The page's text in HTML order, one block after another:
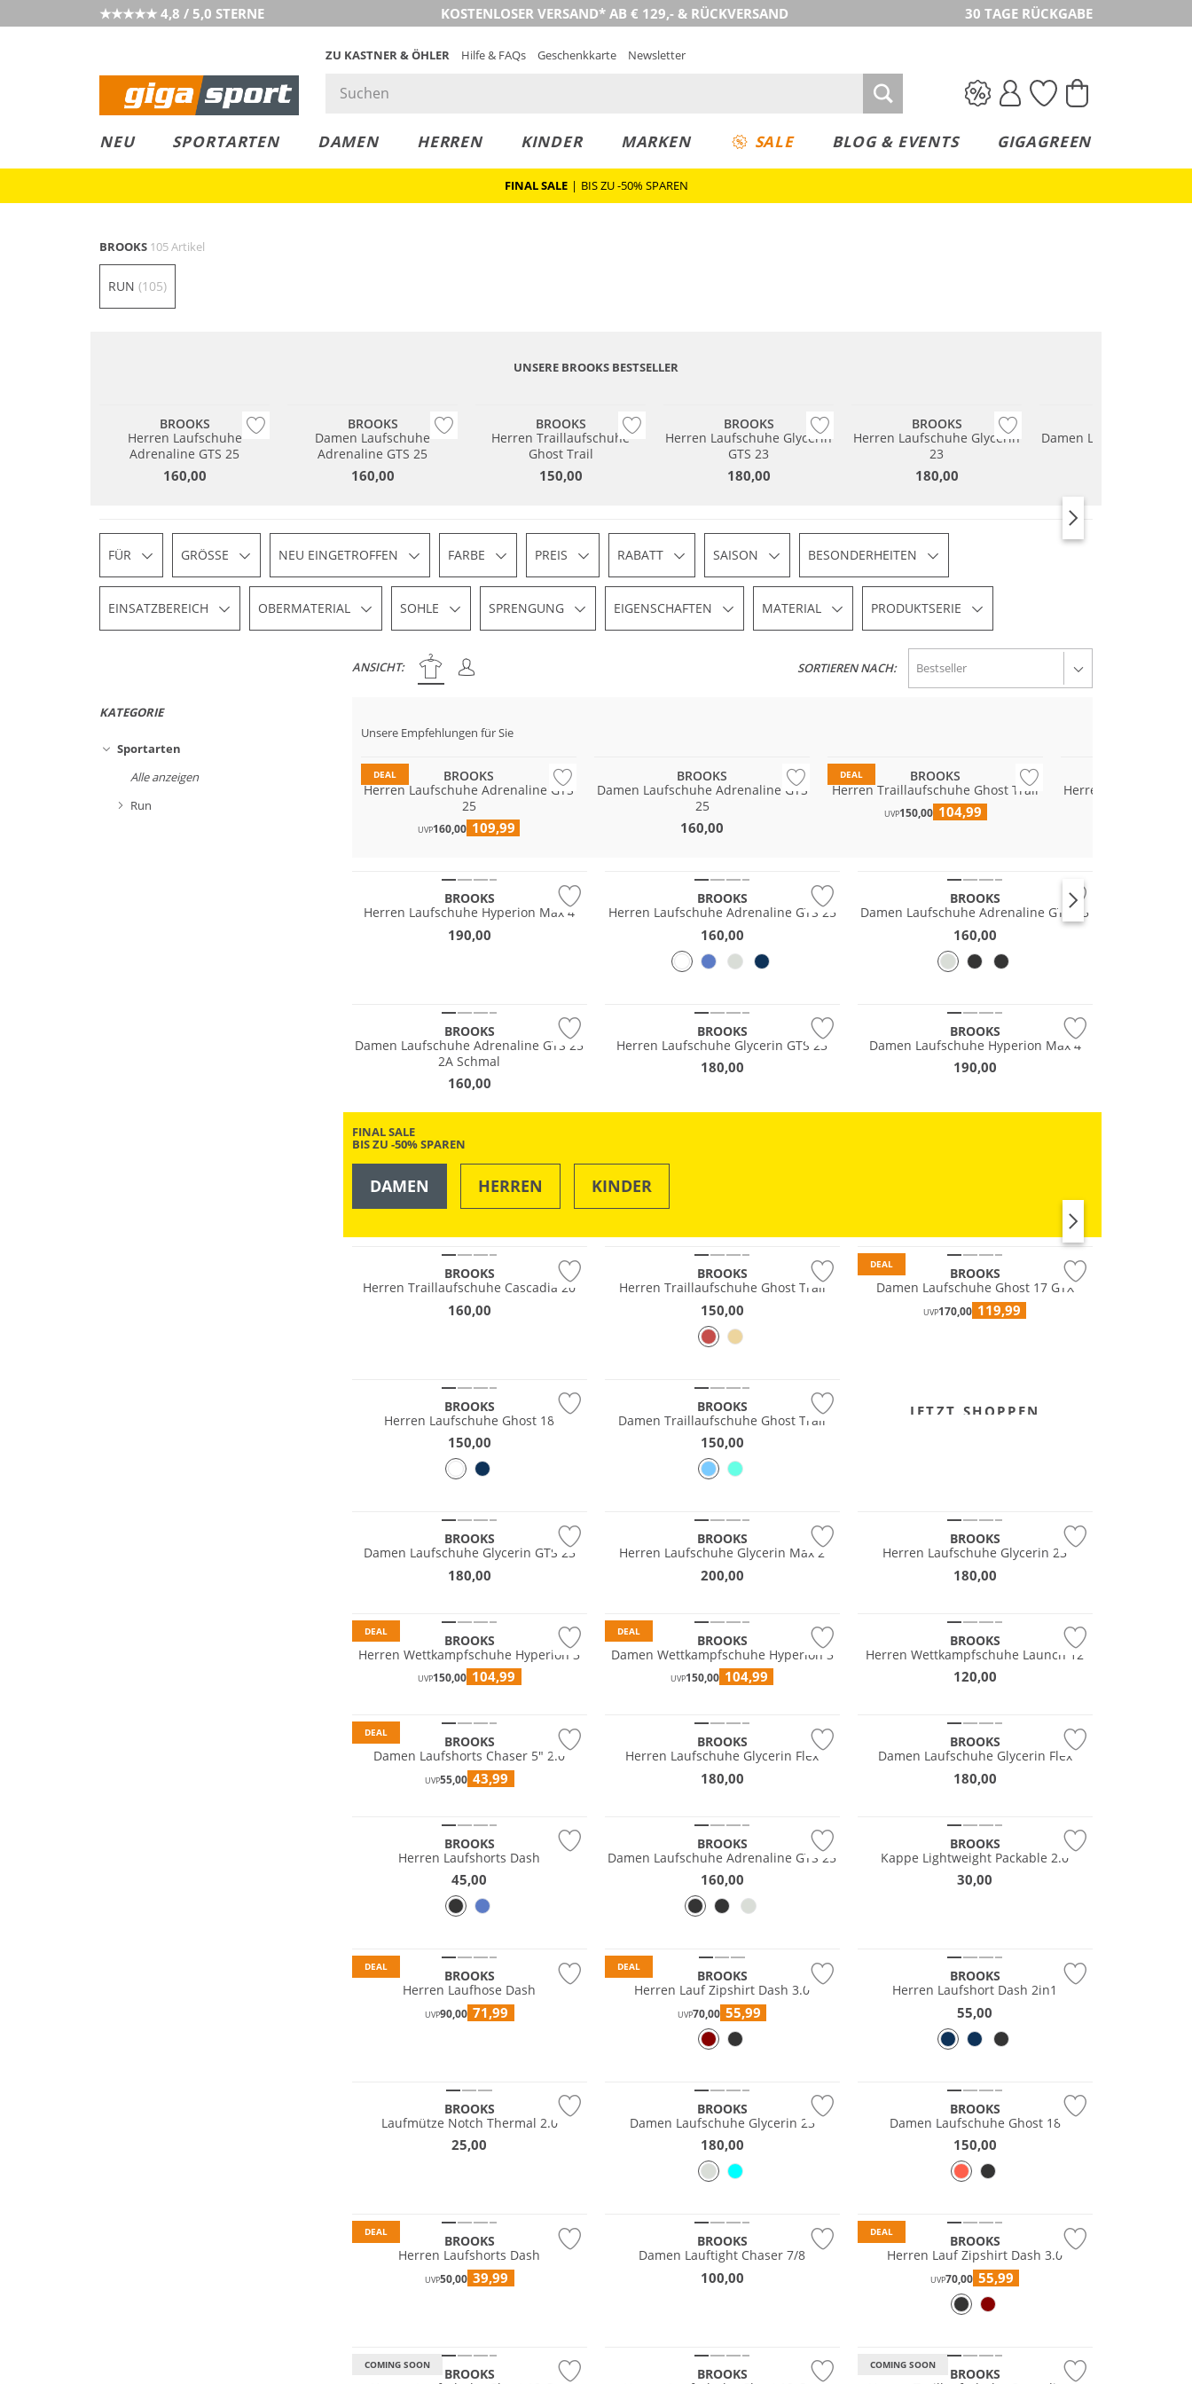
★★★★★ 4,8 / 5,0 STERNE KOSTENLOSER VERSAND* AB € 129,- & RÜCKVERSAND 30 TAGE RÜCKGABE
ZU KASTNER & ÖHLER Hilfe & FAQs Geschenkkarte Newsletter
NEU SPORTARTEN DAMEN HERREN KINDER MARKEN SALE BLOG & EVENTS GIGAGREEN
FINAL SALE | BIS ZU -50% SPAREN
BROOKS 105 Artikel
RUN (105)
UNSERE BROOKS BESTSELLER
BROOKS
Herren Laufschuhe
Adrenaline GTS 25
160,00
BROOKS
Damen Laufschuhe
Adrenaline GTS 25
160,00
BROOKS
Herren Traillaufschuhe
Ghost Trail
150,00
BROOKS
Herren Laufschuhe Glycerin
GTS 23
180,00
BROOKS
Herren Laufschuhe Glycerin
23
180,00
Damen Laufschuhe
FÜR GRÖSSE NEU EINGETROFFEN FARBE PREIS RABATT SAISON BESONDERHEITEN
EINSATZBEREICH OBERMATERIAL SOHLE SPRENGUNG EIGENSCHAFTEN MATERIAL PRODUKTSERIE
ANSICHT: SORTIEREN NACH:
KATEGORIE
Sportarten
Alle anzeigen
Run
Unsere Empfehlungen für Sie
DEAL
Nachhaltig
BROOKS
Herren Laufschuhe Adrenaline GTS
25
UVP160,00 109,99
BROOKS
Damen Laufschuhe Adrenaline GTS
25
160,00
DEAL
BROOKS
Herren Traillaufschuhe Ghost Trail
UVP150,00 104,99
Herren Laufschuhe
BROOKS
Herren Laufschuhe Hyperion Max 4
190,00
BROOKS
Herren Laufschuhe Adrenaline GTS 25
160,00
BROOKS
Damen Laufschuhe Adrenaline GTS 25
160,00
BROOKS
Damen Laufschuhe Adrenaline GTS 25
2A Schmal
160,00
BROOKS
Herren Laufschuhe Glycerin GTS 23
180,00
BROOKS
Damen Laufschuhe Hyperion Max 4
190,00
FINAL SALE
BIS ZU -50% SPAREN
DAMEN HERREN KINDER
BROOKS
Herren Traillaufschuhe Cascadia 20
160,00
BROOKS
Herren Traillaufschuhe Ghost Trail
150,00
DEAL
BROOKS
Damen Laufschuhe Ghost 17 GTX
UVP170,00 119,99
BROOKS
Herren Laufschuhe Ghost 18
150,00
BROOKS
Damen Traillaufschuhe Ghost Trail
150,00
JETZT SHOPPEN
BROOKS
Damen Laufschuhe Glycerin GTS 23
180,00
BROOKS
Herren Laufschuhe Glycerin Max 2
200,00
BROOKS
Herren Laufschuhe Glycerin 23
180,00
DEAL
BROOKS
Herren Wettkampfschuhe Hyperion 3
UVP150,00 104,99
DEAL
BROOKS
Damen Wettkampfschuhe Hyperion 3
UVP150,00 104,99
BROOKS
Herren Wettkampfschuhe Launch 12
120,00
DEAL
BROOKS
Damen Laufshorts Chaser 5" 2.0
UVP55,00 43,99
BROOKS
Herren Laufschuhe Glycerin Flex
180,00
BROOKS
Damen Laufschuhe Glycerin Flex
180,00
BROOKS
Herren Laufshorts Dash
45,00
BROOKS
Damen Laufschuhe Adrenaline GTS 25
160,00
BROOKS
Kappe Lightweight Packable 2.0
30,00
DEAL
BROOKS
Herren Laufhose Dash
UVP90,00 71,99
DEAL
BROOKS
Herren Lauf Zipshirt Dash 3.0
UVP70,00 55,99
BROOKS
Herren Laufshort Dash 2in1
55,00
BROOKS
Laufmütze Notch Thermal 2.0
25,00
BROOKS
Damen Laufschuhe Glycerin 23
180,00
BROOKS
Damen Laufschuhe Ghost 18
150,00
DEAL
BROOKS
Herren Laufshorts Dash
UVP50,00 39,99
BROOKS
Damen Lauftight Chaser 7/8
100,00
DEAL
BROOKS
Herren Lauf Zipshirt Dash 3.0
UVP70,00 55,99
COMING SOON
BROOKS
BROOKS
COMING SOON
BROOKS